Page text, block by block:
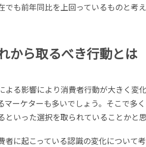
も前年同比を上回っているものと考え
から取るべき行動とは
よる影響により消費者行動が大きく変
マーケターも多いでしょう。そこで多
いった選択を取られていることかと思
者に起こっている認識の変化について